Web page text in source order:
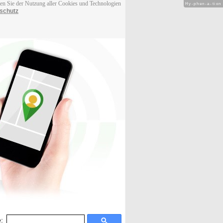
Sie der Nutzung aller Cookies und Technologien
Hy-phen-a-tion